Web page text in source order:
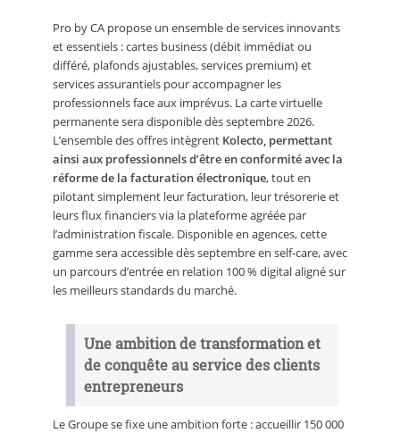
Pro by CA propose un ensemble de services innovants
et essentiels : cartes business (débit immédiat ou
différé, plafonds ajustables, services premium) et
services assurantiels pour accompagner les
professionnels face aux imprévus. La carte virtuelle
permanente sera disponible dès septembre 2026.
L’ensemble des offres intègrent Kolecto, permettant
ainsi aux professionnels d’être en conformité avec la
réforme de la facturation électronique, tout en
pilotant simplement leur facturation, leur trésorerie et
leurs flux financiers via la plateforme agréée par
l’administration fiscale. Disponible en agences, cette
gamme sera accessible dès septembre en self-care, avec
un parcours d’entrée en relation 100 % digital aligné sur
les meilleurs standards du marché.
Une ambition de transformation et
de conquête au service des clients
entrepreneurs
Le Groupe se fixe une ambition forte : accueillir 150 000